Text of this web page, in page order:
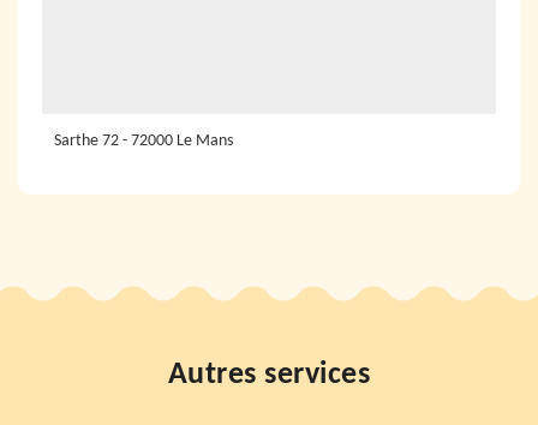
Sarthe 72 - 72000 Le Mans
Autres services